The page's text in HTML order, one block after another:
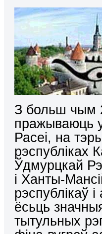
З больш чым
пражываюць
Расеі, на
рэспубліках
Ўдмурцкай
і Ханты-
рэспублікаў
ёсьць
тытульных